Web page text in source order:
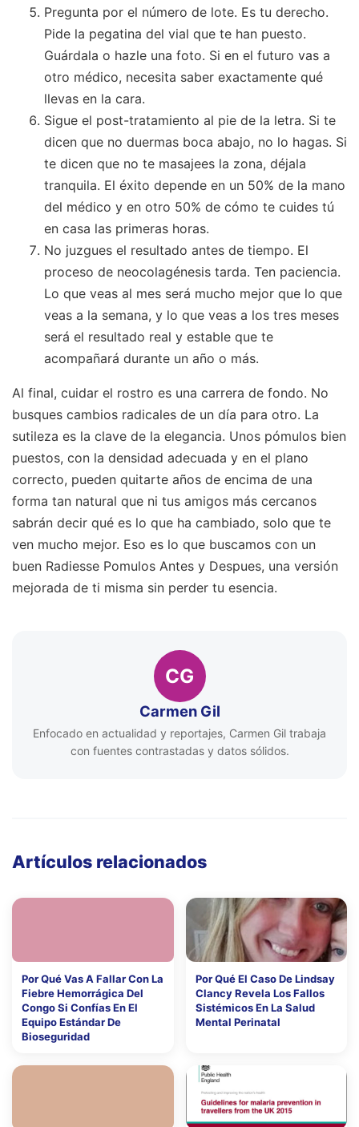
Pregunta por el número de lote. Es tu derecho.
Pide la pegatina del vial que te han puesto.
Guárdala o hazle una foto. Si en el futuro vas a
otro médico, necesita saber exactamente qué
llevas en la cara.
Sigue el post-tratamiento al pie de la letra. Si te
dicen que no duermas boca abajo, no lo hagas. Si
te dicen que no te masajees la zona, déjala
tranquila. El éxito depende en un 50% de la mano
del médico y en otro 50% de cómo te cuides tú
en casa las primeras horas.
No juzgues el resultado antes de tiempo. El
proceso de neocolagénesis tarda. Ten paciencia.
Lo que veas al mes será mucho mejor que lo que
veas a la semana, y lo que veas a los tres meses
será el resultado real y estable que te
acompañará durante un año o más.
Al final, cuidar el rostro es una carrera de fondo. No
busques cambios radicales de un día para otro. La
sutileza es la clave de la elegancia. Unos pómulos bien
puestos, con la densidad adecuada y en el plano
correcto, pueden quitarte años de encima de una
forma tan natural que ni tus amigos más cercanos
sabrán decir qué es lo que ha cambiado, solo que te
ven mucho mejor. Eso es lo que buscamos con un
buen Radiesse Pomulos Antes y Despues, una versión
mejorada de ti misma sin perder tu esencia.
CG
Carmen Gil
Enfocado en actualidad y reportajes, Carmen Gil trabaja
con fuentes contrastadas y datos sólidos.
Artículos relacionados
Por Qué Vas A Fallar Con La
Fiebre Hemorrágica Del
Congo Si Confías En El
Equipo Estándar De
Bioseguridad
Por Qué El Caso De Lindsay
Clancy Revela Los Fallos
Sistémicos En La Salud
Mental Perinatal